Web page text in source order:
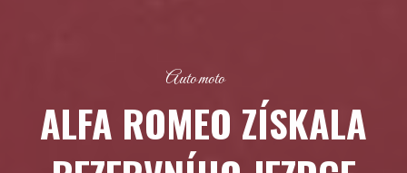
Auto moto
ALFA ROMEO ZÍSKALA